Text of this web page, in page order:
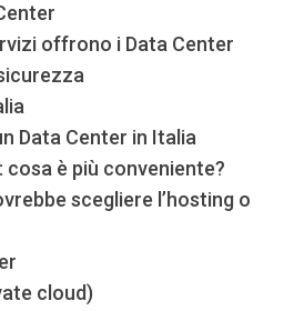
offrono i Data Center
Data Center in Italia
cosa è più conveniente?
scegliere l’hosting o
cloud)